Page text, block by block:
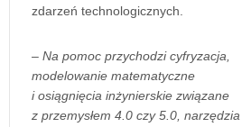
zdarzeń technologicznych.
– Na pomoc przychodzi cyfryzacja,
modelowanie matematyczne
i osiągnięcia inżynierskie związane
z przemysłem 4.0 czy 5.0, narzędzia